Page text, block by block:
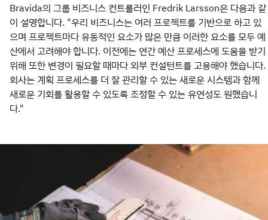
Bravida의 그룹 비즈니스 컨트롤러인 Fredrik Larsson은 다음과 같
이 설명합니다. "우리 비즈니스는 여러 프로젝트를 기반으로 하고 있
으며 프로젝트마다 유동적인 요소가 많은 만큼 이러한 요소를 모두 예
산에서 고려해야 합니다. 이전에는 연간 예산 프로세스에 도움을 받기
위해 또한 변경이 필요할 때마다 외부 컨설턴트를 고용해야 했습니다.
회사는 계획 프로세스를 더 잘 관리할 수 있는 새로운 시스템과 함께
새로운 기회를 활용할 수 있도록 조정할 수 있는 유연성도 원했습니
다."